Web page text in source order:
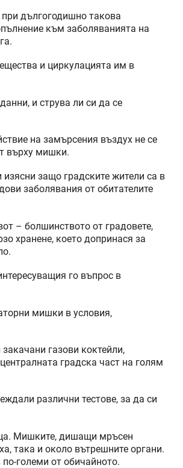
дългогодишно такова
към заболяванията на
и циркулацията им в
и струва ли си да се
на замърсения въздух не се
върху мишки.
защо градските жители са в
заболявания от обитателите
– болшинството от градовете,
хранене, което допринася за
го въпрос в
мишки в условия,
газови коктейли,
градска част на голям
различни тестове, за да си
Мишките, дишащи мръсен
така и около вътрешните органи.
големи от обичайното.